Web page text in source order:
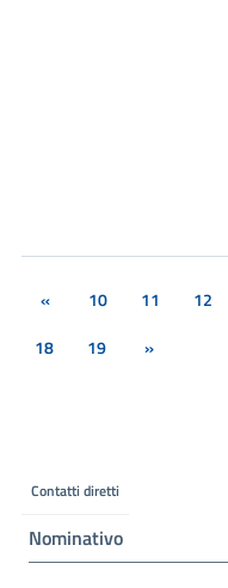
« 10 11 12
18
19 »
Contatti diretti
Nominativo